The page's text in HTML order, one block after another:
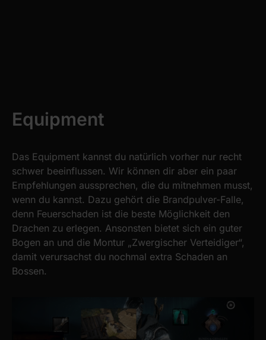
Equipment
Das Equipment kannst du natürlich vorher nur recht
schwer beeinflussen. Wir können dir aber ein paar
Empfehlungen aussprechen, die du mitnehmen musst,
wenn du kannst. Dazu gehört die Brandpulver-Falle,
denn Feuerschaden ist die beste Möglichkeit den
Drachen zu erlegen. Ansonsten bietet sich ein guter
Bogen an und die Montur „Zwergischer Verteidiger“,
damit verursachst du nochmal extra Schaden an
Bossen.